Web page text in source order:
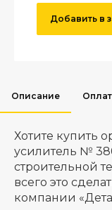
Добавить в
Описание
Хотите купить
усилитель №
строительной
всего это
компании